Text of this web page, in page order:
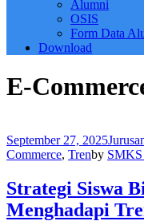
Alumni
OSIS
Form Data
Download
E-
September 27, 2025
Commerce, Trenby SMKS
Strategi Siswa
Menghadapi